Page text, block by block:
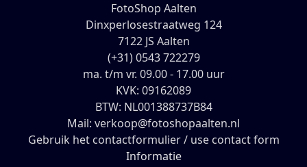
FotoShop Aalten
Dinxperlosestraatweg 124
7122 JS Aalten
(+31) 0543 722279
ma. t/m vr. 09.00 - 17.00 uur
KVK: 09162089
BTW: NL001388737B84
Mail: verkoop@fotoshopaalten.nl
Gebruik het contactformulier / use contact form
Informatie